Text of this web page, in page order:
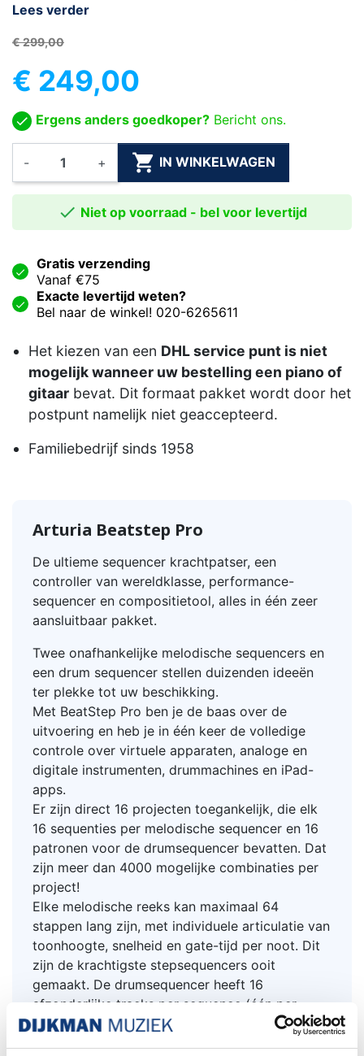
Lees verder
€ 299,00
€ 249,00
Ergens anders goedkoper? Bericht ons.
- +  IN WINKELWAGEN
 Niet op voorraad - bel voor levertijd
Gratis verzending
Vanaf €75
Exacte levertijd weten?
Bel naar de winkel! 020-6265611
Het kiezen van een DHL service punt is niet
mogelijk wanneer uw bestelling een piano of
gitaar bevat. Dit formaat pakket wordt door het
postpunt namelijk niet geaccepteerd.
Familiebedrijf sinds 1958
Arturia Beatstep Pro
De ultieme sequencer krachtpatser, een
controller van wereldklasse, performance-
sequencer en compositietool, alles in één zeer
aansluitbaar pakket.
Twee onafhankelijke melodische sequencers en
een drum sequencer stellen duizenden ideeën
ter plekke tot uw beschikking.
Met BeatStep Pro ben je de baas over de
uitvoering en heb je in één keer de volledige
controle over virtuele apparaten, analoge en
digitale instrumenten, drummachines en iPad-
apps.
Er zijn direct 16 projecten toegankelijk, die elk
16 sequenties per melodische sequencer en 16
patronen voor de drumsequencer bevatten. Dat
zijn meer dan 4000 mogelijke combinaties per
project!
Elke melodische reeks kan maximaal 64
stappen lang zijn, met individuele articulatie van
toonhoogte, snelheid en gate-tijd per noot. Dit
zijn de krachtigste stepsequencers ooit
gemaakt. De drumsequencer heeft 16
afzonderlijke tracks per sequence (één per
pad). Neem in realtime op vanaf de pads of